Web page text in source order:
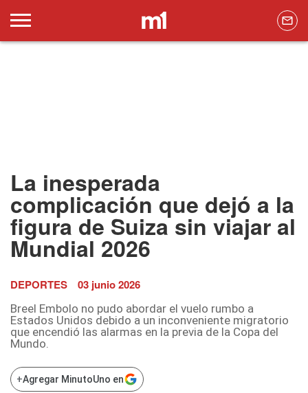
La inesperada
complicación que dejó a la
figura de Suiza sin viajar al
Mundial 2026
DEPORTES 03 junio 2026
Breel Embolo no pudo abordar el vuelo rumbo a
Estados Unidos debido a un inconveniente migratorio
que encendió las alarmas en la previa de la Copa del
Mundo.
+Agregar MinutoUno en